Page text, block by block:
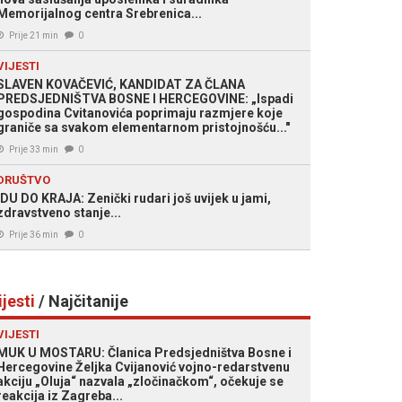
centra Srebrenica...
Prije 21 min 0
KOVAČEVIĆ, KANDIDAT ZA ČLANA
BOSNE I HERCEGOVINE: „Ispadi
Cvitanovića poprimaju razmjere koje
sa svakom elementarnom pristojnošću..."
Prije 33 min 0
DO KRAJA: Zenički rudari još uvijek u jami,
stanje...
Prije 36 min 0
/ Najčitanije
U MOSTARU: Članica Predsjedništva Bosne i
Željka Cvijanović vojno-redarstvenu
„Oluja“ nazvala „zločinačkom“, očekuje se
iz Zagreba...